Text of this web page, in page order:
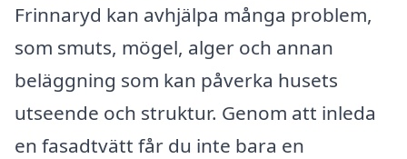
Frinnaryd kan avhjälpa många problem,
som smuts, mögel, alger och annan
beläggning som kan påverka husets
utseende och struktur. Genom att inleda
en fasadtvätt får du inte bara en